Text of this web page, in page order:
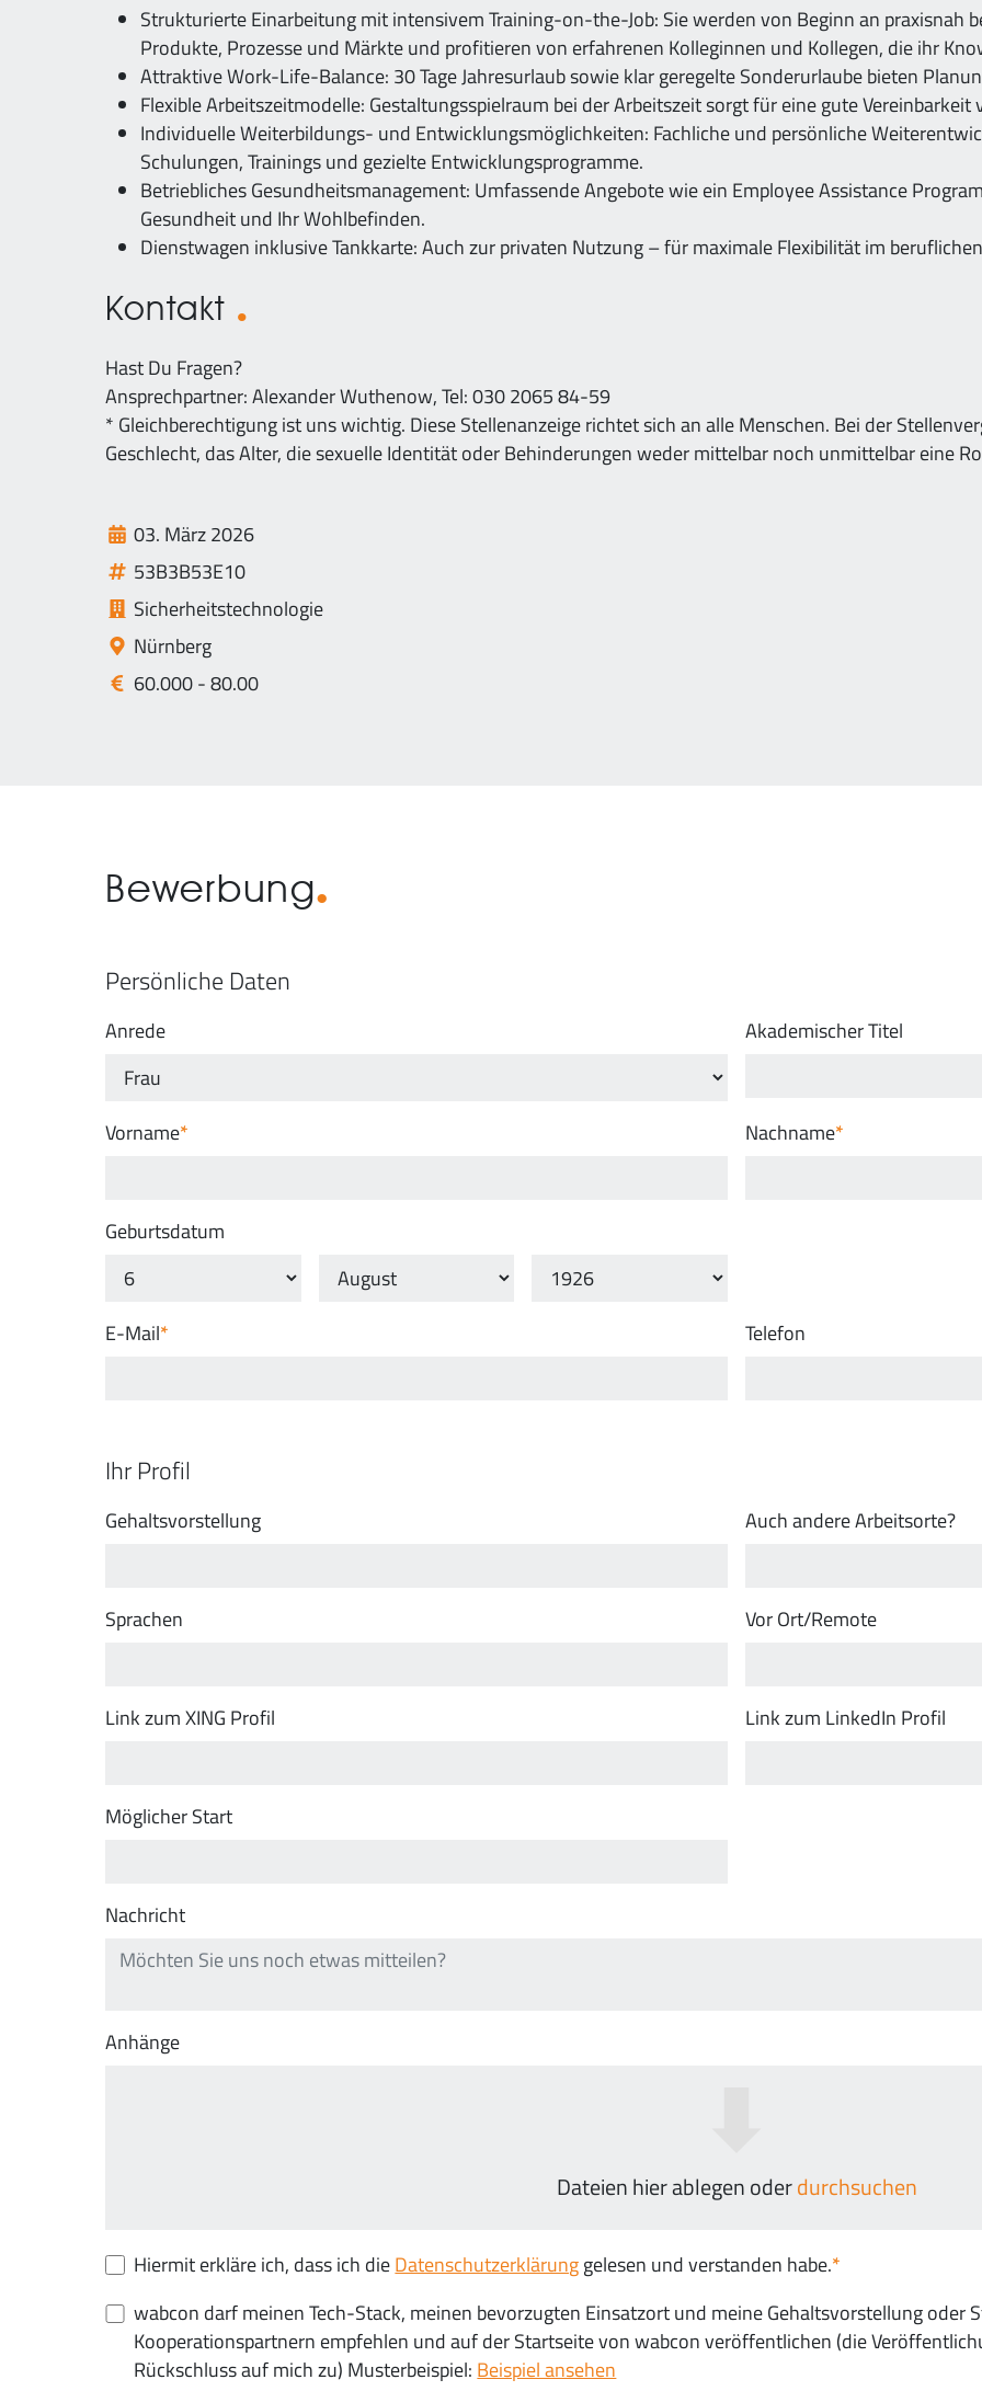
Strukturierte Einarbeitung mit intensivem Training-on-the-Job: Sie werden von Beginn an praxisnah
Produkte, Prozesse und Märkte und profitieren von erfahrenen Kolleginnen und Kollegen, die ihr
Attraktive Work-Life-Balance: 30 Tage Jahresurlaub sowie klar geregelte Sonderurlaube bieten
Flexible Arbeitszeitmodelle: Gestaltungsspielraum bei der Arbeitszeit sorgt für eine gute
Individuelle Weiterbildungs- und Entwicklungsmöglichkeiten: Fachliche und persönliche
Schulungen, Trainings und gezielte Entwicklungsprogramme.
Betriebliches Gesundheitsmanagement: Umfassende Angebote wie ein Employee Assistance
Gesundheit und Ihr Wohlbefinden.
Dienstwagen inklusive Tankkarte: Auch zur privaten Nutzung – für maximale Flexibilität im
Kontakt
Hast Du Fragen?
Ansprechpartner: Alexander Wuthenow, Tel: 030 2065 84-59
* Gleichberechtigung ist uns wichtig. Diese Stellenanzeige richtet sich an alle Menschen. Bei der
Geschlecht, das Alter, die sexuelle Identität oder Behinderungen weder mittelbar noch unmittelbar eine
03. März 2026
53B3B53E10
Sicherheitstechnologie
Nürnberg
60.000 - 80.00
Bewerbung
Persönliche Daten
Anrede Akademischer Titel
Vorname Nachname
Geburtsdatum
E-Mail Telefon
Ihr Profil
Gehaltsvorstellung Auch andere Arbeitsorte?
Sprachen Vor Ort/Remote
Link zum XING Profil Link zum LinkedIn Profil
Möglicher Start
Nachricht
Anhänge
Dateien hier ablegen oderdurchsuchen
Hiermit erkläre ich, dass ich dieDatenschutzerklärunggelesen und verstanden habe.
wabcon darf meinen Tech-Stack, meinen bevorzugten Einsatzort und meine Gehaltsvorstellung oder
Kooperationspartnern empfehlen und auf der Startseite von wabcon veröffentlichen (die
Rückschluss auf mich zu) Musterbeispiel: Beispiel ansehen